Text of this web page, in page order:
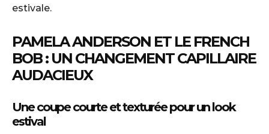
estivale.
PAMELA ANDERSON ET LE FRENCH
BOB : UN CHANGEMENT CAPILLAIRE
AUDACIEUX
Une coupe courte et texturée pour un look
estival